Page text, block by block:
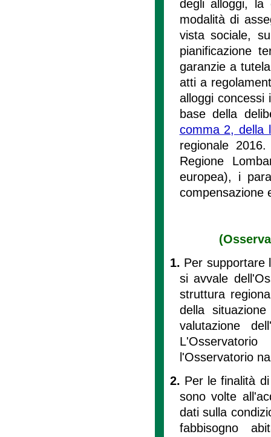
degli alloggi, la
modalità di
vista sociale,
pianificazione
garanzie a
atti a
alloggi
base della
comma 2, della
regionale
Regione
europea), i
compensazione
1. Per supportare
si avvale
struttura
della
valutazione
l'Osservatorio
2. Per le finalità
sono volte
dati sulla
fabbisogno